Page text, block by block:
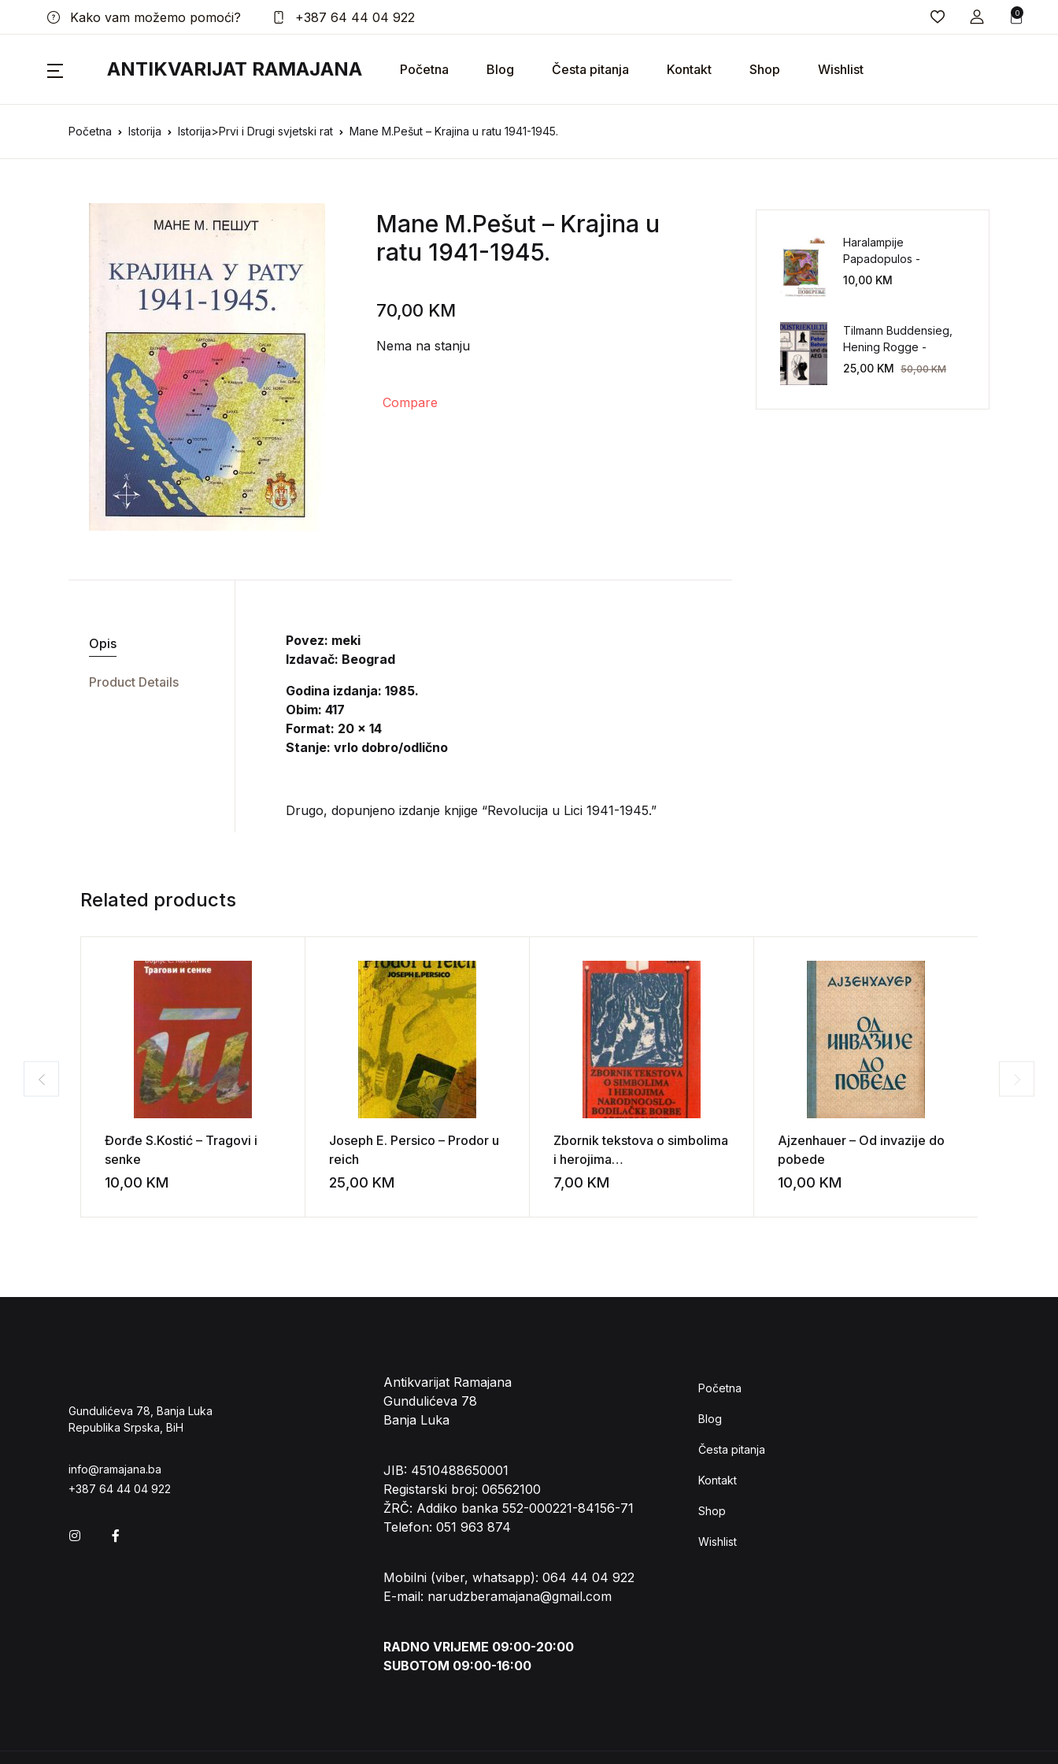
Kako vam možemo pomoći? +387 64 44 04 922 0
ANTIKVARIJAT RAMAJANA Početna Blog Česta pitanja Kontakt Shop Wishlist
Početna Istorija Istorija>Prvi i Drugi svjetski rat Mane M.Pešut – Krajina u ratu 1941-1945.
Mane M.Pešut – Krajina u
ratu 1941-1945.
70,00 KM
Nema na stanju
Compare
Opis
Product Details
Povez: meki
Izdavač: Beograd
Godina izdanja: 1985.
Obim: 417
Format: 20 x 14
Stanje: vrlo dobro/odlično
Drugo, dopunjeno izdanje knjige “Revolucija u Lici 1941-1945.”
Haralampije
Papadopulos -
Poverenje: sloboda od
10,00 KM
Tilmann Buddensieg,
Hening Rogge -
Industriekultur: Peter
25,00 KM 50,00KM
Related products
Đorđe S.Kostić – Tragovi i
senke
10,00 KM Add to wishlist
Joseph E. Persico – Prodor u
reich
25,00 KM Add to wishlist
Zbornik tekstova o simbolima
i herojima
Narodooslobodilačke borbe i
7,00 KM Add to wishlist
Ajzenhauer – Od invazije do
pobede
10,00 KM
Gundulićeva 78, Banja Luka
Republika Srpska, BiH
info@ramajana.ba
+387 64 44 04 922
Instagram
Antikvarijat Ramajana
Gundulićeva 78
Banja Luka
JIB: 4510488650001
Registarski broj: 06562100
ŽRČ: Addiko banka 552-000221-84156-71
Telefon: 051 963 874
Mobilni (viber, whatsapp): 064 44 04 922
E-mail: narudzberamajana@gmail.com
RADNO VRIJEME 09:00-20:00
SUBOTOM 09:00-16:00
Početna
Blog
Česta pitanja
Kontakt
Shop
Wishlist